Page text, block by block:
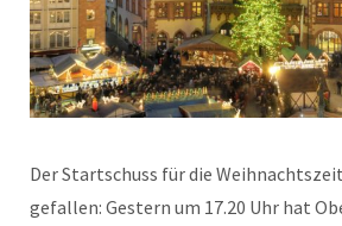
Der Startschuss für die
gefallen: Gestern um 17.20 Uhr hat